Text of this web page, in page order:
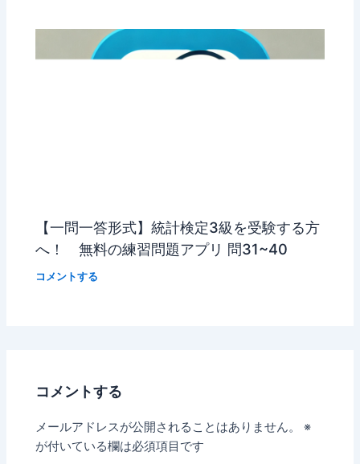
【一問一答形式】統計検定3級を受験する方
へ！ 無料の練習問題アプリ 問31~40
コメントする
コメントする
メールアドレスが公開されることはありません。
※
が付いている欄は必須項目です